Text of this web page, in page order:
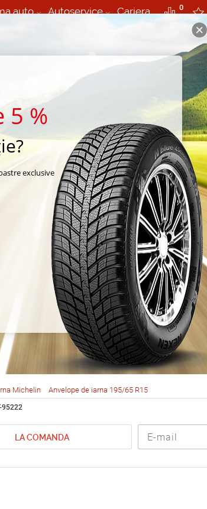
auto Autoservice Cariera 0
195/65 R15 91T
Ice North
65 R15
Michelin Anvelope de iarna 195/65 R15
95222
LA COMANDA
5 %
exclusive